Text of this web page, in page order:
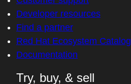
Developer resources
Find a partner
Red Hat Ecosystem Catalog
Documentation
Try, buy, & sell